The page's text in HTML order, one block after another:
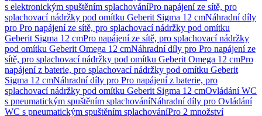
s elektronickým spuštěním splachováníPro napájení ze sítě, pro
splachovací nádržky pod omítku Geberit Sigma 12 cmNáhradní díly
pro Pro napájení ze sítě, pro splachovací nádržky pod omítku
Geberit Sigma 12 cmPro napájení ze sítě, pro splachovací nádržky
pod omítku Geberit Omega 12 cmNáhradní díly pro Pro napájení ze
sítě, pro splachovací nádržky pod omítku Geberit Omega 12 cmPro
napájení z baterie, pro splachovací nádržky pod omítku Geberit
Sigma 12 cmNáhradní díly pro Pro napájení z baterie, pro
splachovací nádržky pod omítku Geberit Sigma 12 cmOvládání WC
s pneumatickým spuštěním splachováníNáhradní díly pro Ovládání
WC s pneumatickým spuštěním splachováníPro 2 množství